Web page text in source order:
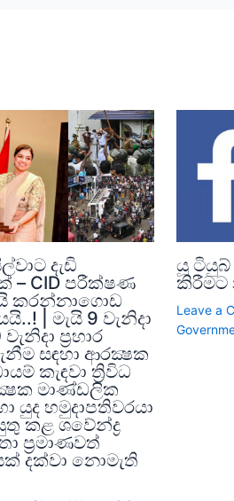
දැඩි
– CID පරීක්ෂණ
කරන්නාගොඩ
| මැයි 9 වැනිදා
ප්‍රහාර
සඳහා ආරක්‍ෂක
කැඳවා ත්‍රිවිධ
මාණ්ඩලික
යුද හමුදාපතිවරයා
කළ ශවේන්ද්‍ර
ප්‍රමාණවත්
දක්වා නොමැති
යූ
Leave a